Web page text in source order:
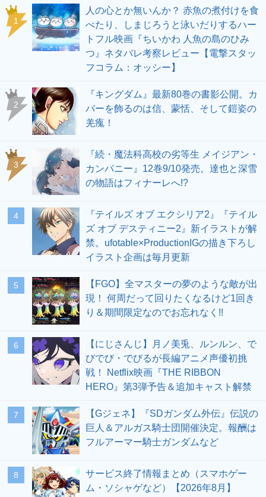
1
人の心とか無いんか？ 赤魚の煮付けを食
べたり、しまじろうと泳いだりするハー
トフル映画『ちいかわ 人魚の島のひみ
つ』ネタバレ考察レビュー【電撃スタッ
フコラム：オッシー】
2
『キングダム』最新80巻の書影公開。カ
バーを飾るのは信、蒙恬、そして鎧姿の
羌瘣！
3
『続・魔法科高校の劣等生 メイジアン・
カンパニー』12巻9/10発売。達也と深雪
の物語はフィナーレへ!?
4
『テイルズ オブ エクシリア2』『テイル
ズ オブ デスティニー2』新イラストが解
禁。ufotable×ProductionIGの描き下ろし
イラスト企画は毎月更新
5
【FGO】全マスターの夢のような敵が出
現！ 何周だって回りたくなるけど1回き
り＆期間限定なのでお忘れなく!!
6
【にじさんじ】月ノ美兎、ルンルン、で
びでび・でびるが長編アニメ声優初挑
戦！ Netflix映画『THE RIBBON
HERO』第3弾予告＆追加キャスト解禁
7
【Gジェネ】『SDガンダム外伝』伝説の
巨人＆アルガス騎士団開催決定。報酬は
フルアーマー騎士ガンダムなど
8
サービス終了情報まとめ（スマホゲー
ム・ソシャゲなど）【2026年8月】